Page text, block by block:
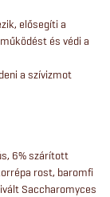
elősegíti a
és védi a
a szívizmot
6% szárított
rost, baromfi
Saccharomyces